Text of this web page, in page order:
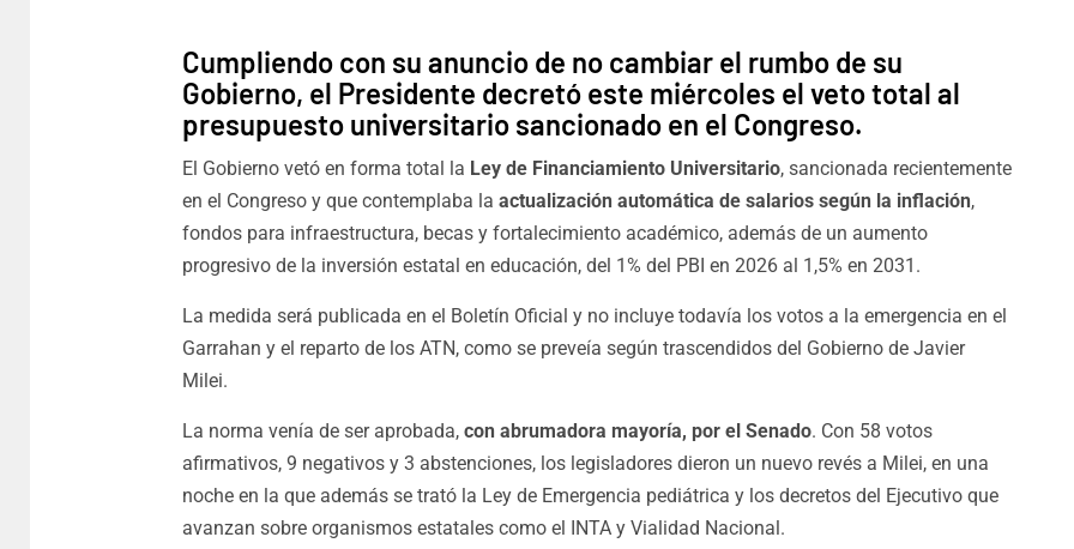
Cumpliendo con su anuncio de no cambiar el rumbo de su
Gobierno, el Presidente decretó este miércoles el veto total al
presupuesto universitario sancionado en el Congreso.
El Gobierno vetó en forma total la Ley de Financiamiento Universitario, sancionada recientemente
en el Congreso y que contemplaba la actualización automática de salarios según la inflación,
fondos para infraestructura, becas y fortalecimiento académico, además de un aumento
progresivo de la inversión estatal en educación, del 1% del PBI en 2026 al 1,5% en 2031.
La medida será publicada en el Boletín Oficial y no incluye todavía los votos a la emergencia en el
Garrahan y el reparto de los ATN, como se preveía según trascendidos del Gobierno de Javier
Milei.
La norma venía de ser aprobada, con abrumadora mayoría, por el Senado. Con 58 votos
afirmativos, 9 negativos y 3 abstenciones, los legisladores dieron un nuevo revés a Milei, en una
noche en la que además se trató la Ley de Emergencia pediátrica y los decretos del Ejecutivo que
avanzan sobre organismos estatales como el INTA y Vialidad Nacional.